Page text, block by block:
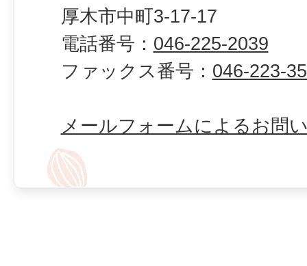
厚木市中町3-17-17
電話番号： 046-225-2039
ファックス番号： 046-223-
メールフォームによるお問